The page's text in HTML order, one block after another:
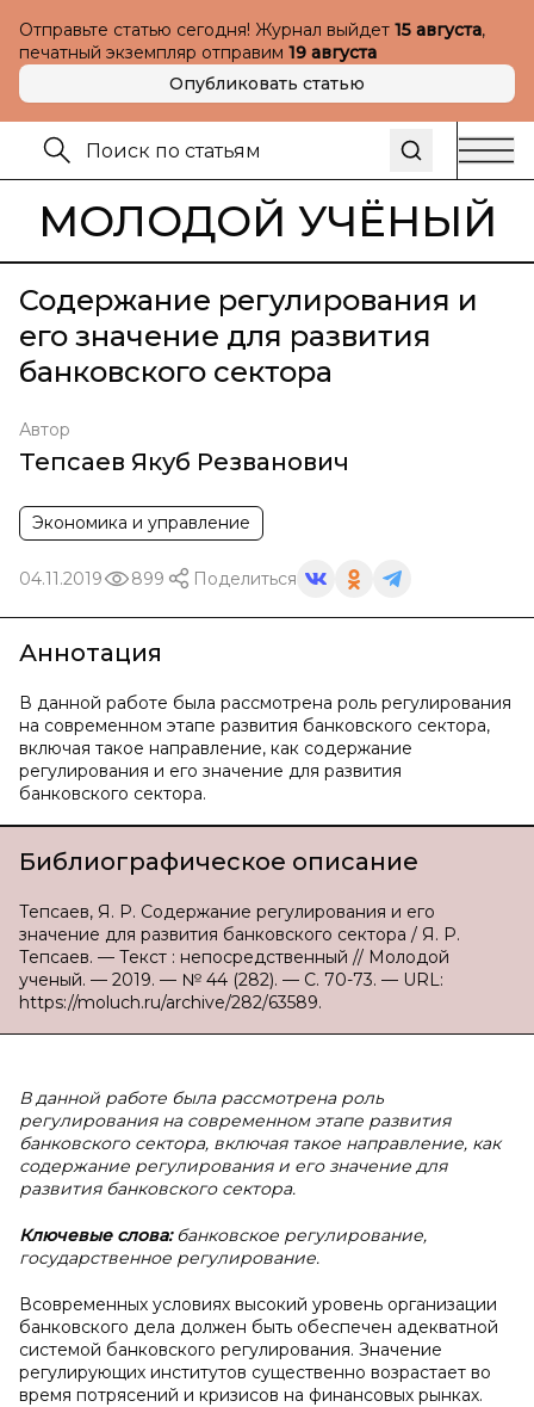
Отправьте статью сегодня! Журнал выйдет 15 августа,
печатный экземпляр отправим 19 августа
Опубликовать статью
МОЛОДОЙ УЧЁНЫЙ
Содержание регулирования и
его значение для развития
банковского сектора
Автор
Тепсаев Якуб Резванович
Экономика и управление
04.11.2019 899 Поделиться
Аннотация
В данной работе была рассмотрена роль регулирования
на современном этапе развития банковского сектора,
включая такое направление, как содержание
регулирования и его значение для развития
банковского сектора.
Библиографическое описание
Тепсаев, Я. Р. Содержание регулирования и его
значение для развития банковского сектора / Я. Р.
Тепсаев. — Текст : непосредственный // Молодой
ученый. — 2019. — № 44 (282). — С. 70-73. — URL:
https://moluch.ru/archive/282/63589.
В данной работе была рассмотрена роль
регулирования на современном этапе развития
банковского сектора, включая такое направление, как
содержание регулирования и его значение для
развития банковского сектора.
Ключевые слова:банковское регулирование,
государственное регулирование.
Всовременных условиях высокий уровень организации
банковского дела должен быть обеспечен адекватной
системой банковского регулирования. Значение
регулирующих институтов существенно возрастает во
время потрясений и кризисов на финансовых рынках.